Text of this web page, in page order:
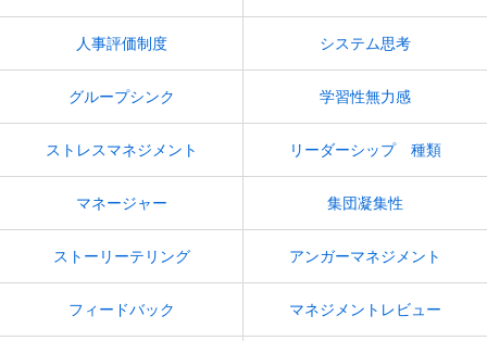
人事評価制度 システム思考
グループシンク 学習性無力感
ストレスマネジメント リーダーシップ 種類
マネージャー 集団凝集性
ストーリーテリング アンガーマネジメント
フィードバック マネジメントレビュー